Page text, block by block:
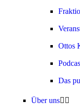
Ottos
Das
Über uns